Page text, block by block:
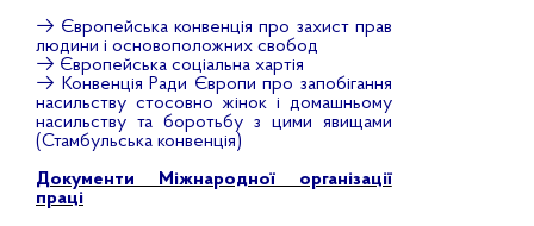
→ Європейська конвенція про захист прав
людини і основоположних свобод
→ Європейська соціальна хартія
→ Конвенція Ради Європи про запобігання
насильству стосовно жінок і домашньому
насильству та боротьбу з цими явищами
(Стамбульська конвенція)
Документи Міжнародної організації
праці